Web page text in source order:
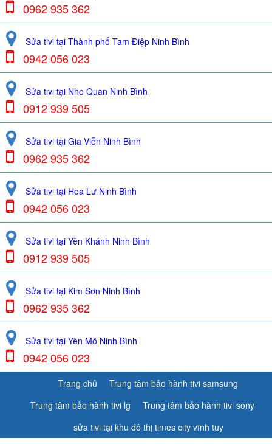
0962 935 362
Sửa tivi tại Thành phố Tam Điệp Ninh Bình
0942 056 023
Sửa tivi tại Nho Quan Ninh Bình
0912 939 505
Sửa tivi tại Gia Viễn Ninh Bình
0962 935 362
Sửa tivi tại Hoa Lư Ninh Bình
0942 056 023
Sửa tivi tại Yên Khánh Ninh Bình
0912 939 505
Sửa tivi tại Kim Sơn Ninh Bình
0962 935 362
Sửa tivi tại Yên Mô Ninh Bình
0942 056 023
Trang chủ
Trung tâm bảo hành tivi samsung
Trung tâm bảo hành tivi lg
Trung tâm bảo hành tivi sony
sửa tivi tại khu đô thị times city vĩnh tuy